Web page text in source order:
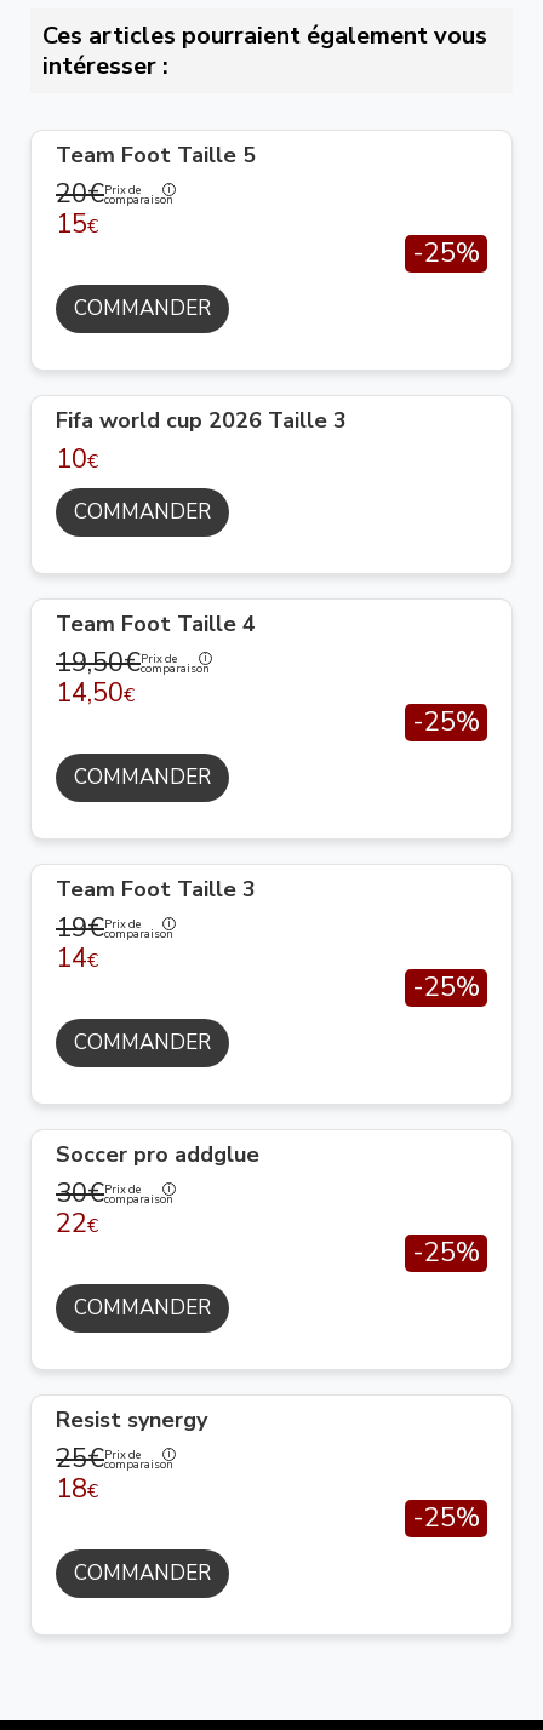
Ces articles pourraient également vous
intéresser :
Team Foot Taille 5
20€Prix de
comparaison
15€
-25%
COMMANDER
Fifa world cup 2026 Taille 3
10€
COMMANDER
Team Foot Taille 4
19,50€Prix de
comparaison
14,50€
-25%
COMMANDER
Team Foot Taille 3
19€Prix de
comparaison
14€
-25%
COMMANDER
Soccer pro addglue
30€Prix de
comparaison
22€
-25%
COMMANDER
Resist synergy
25€Prix de
comparaison
18€
-25%
COMMANDER